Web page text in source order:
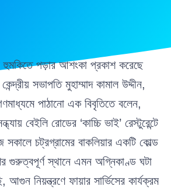
হুমকিতে পড়ার আশংকা প্রকাশ করেছে
সভাপতি মুহাম্মাদ কামাল উদ্দীন,
পাঠানো এক বিবৃতিতে বলেন,
বেইলি রোডের ‘কাচ্চি ভাই’ রেস্টুরেন্টে
চট্রগ্রামের বাকলিয়ার একটি কোল্ড
গুরুত্বপূর্ণ স্থানে এমন অগ্নিকাণ্ড ঘটা
নিয়ন্ত্রণে ফায়ার সার্ভিসের কার্যক্রম